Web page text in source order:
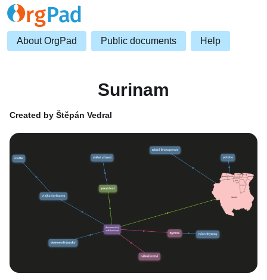
About OrgPad Public documents Help
Surinam
Created by Štěpán Vedral